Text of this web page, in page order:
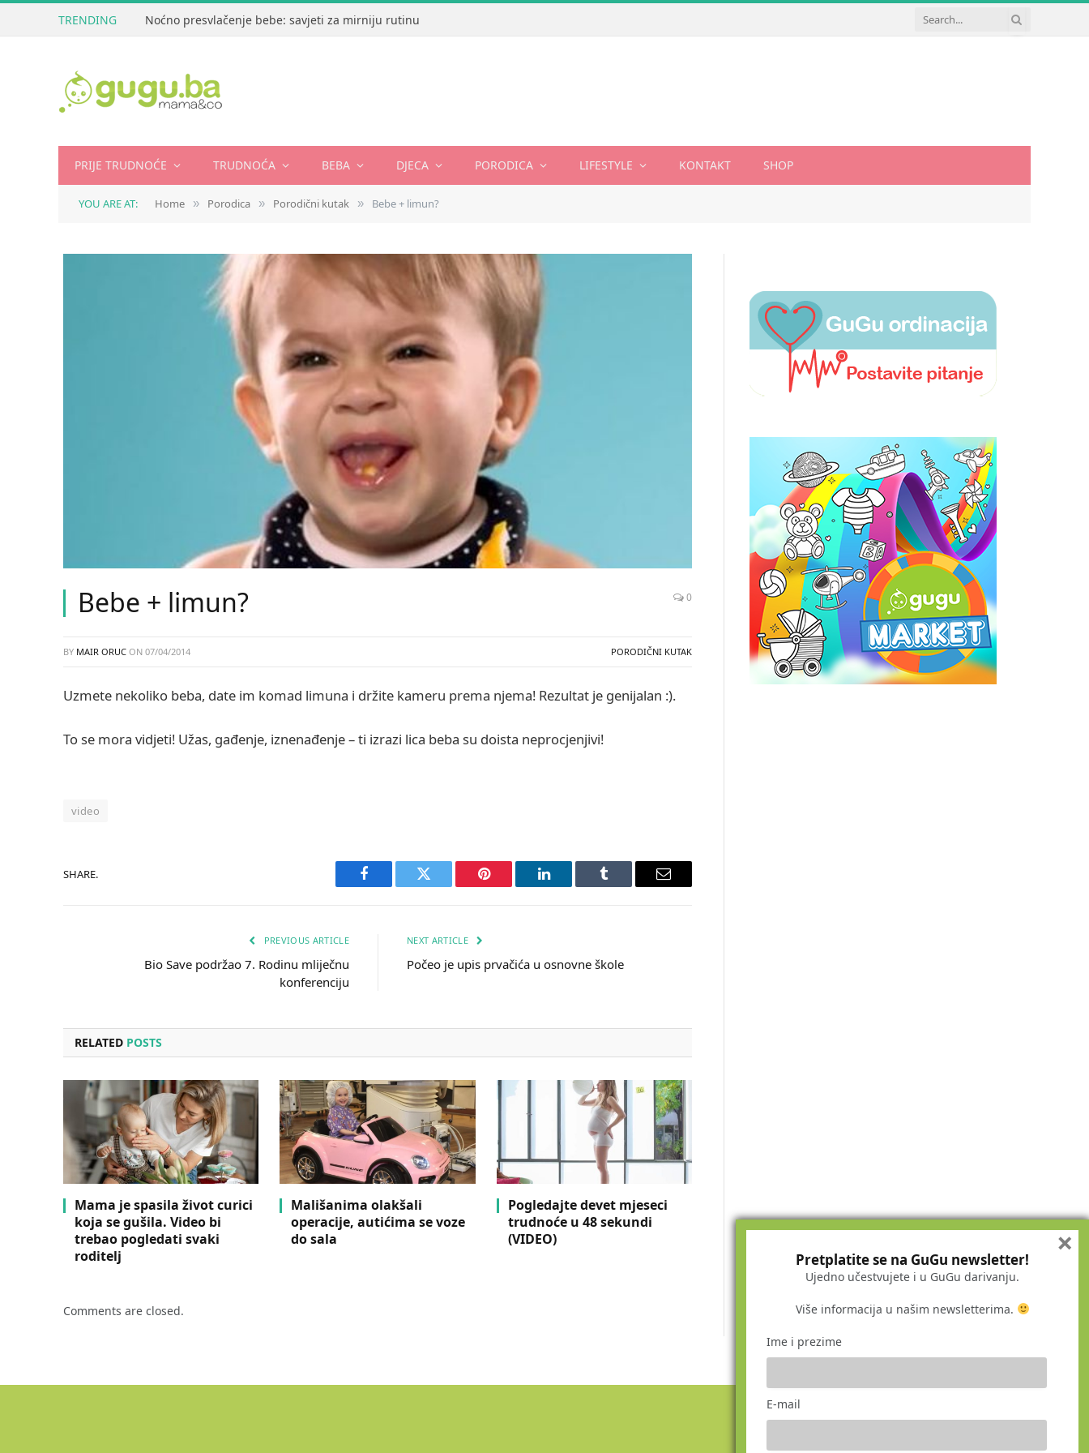
TRENDING Noćno presvlačenje bebe: savjeti za mirniju rutinu
PRIJE TRUDNOĆE TRUDNOĆA BEBA DJECA PORODICA LIFESTYLE KONTAKT SHOP
YOU ARE AT: Home » Porodica » Porodični kutak » Bebe + limun?
Bebe + limun? 0
BY MAIR ORUC ON 07/04/2014 PORODIČNI KUTAK
Uzmete nekoliko beba, date im komad limuna i držite kameru prema njema! Rezultat je genijalan :).
To se mora vidjeti! Užas, gađenje, iznenađenje – ti izrazi lica beba su doista neprocjenjivi!
video
SHARE.
Facebook Twitter Pinterest LinkedIn Tumblr Email
PREVIOUS ARTICLE
Bio Save podržao 7. Rodinu mliječnu
konferenciju
NEXT ARTICLE
Počeo je upis prvačića u osnovne škole
RELATED POSTS
Mama je spasila život curici
koja se gušila. Video bi
trebao pogledati svaki
roditelj
Mališanima olakšali
operacije, autićima se voze
do sala
Pogledajte devet mjeseci
trudnoće u 48 sekundi
(VIDEO)
Comments are closed.
Pretplatite se na GuGu newsletter!
Ujedno učestvujete i u GuGu darivanju.
Više informacija u našim newsletterima.
Ime i prezime
E-mail
×